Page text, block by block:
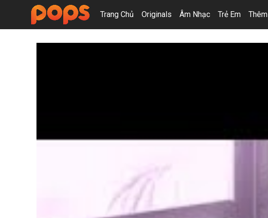
Trang Chủ Originals Âm Nhạc Trẻ Em Thêm